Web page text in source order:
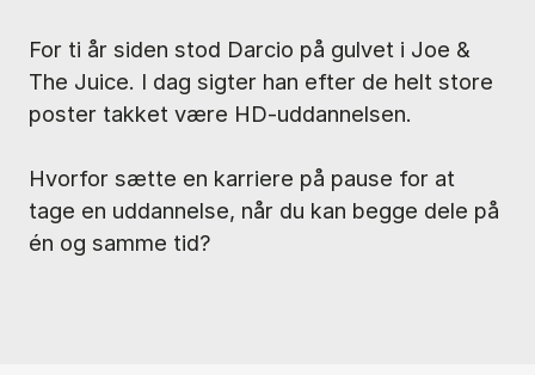
For ti år siden stod Darcio på gulvet i Joe &
The Juice. I dag sigter han efter de helt store
poster takket være HD-uddannelsen.
Hvorfor sætte en karriere på pause for at
tage en uddannelse, når du kan begge dele på
én og samme tid?